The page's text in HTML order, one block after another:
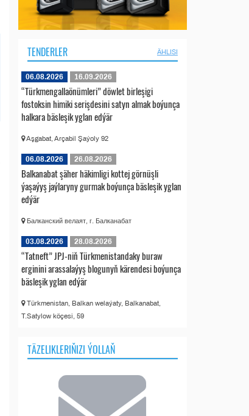
TENDERLER ÄHLISI
06.08.2026 16.09.2026
“Türkmengallaönümleri” döwlet birleşigi
fostoksin himiki serişdesini satyn almak boýunça
halkara bäsleşik yglan edýär
Aşgabat, Arçabil Şaýoly 92
06.08.2026 26.08.2026
Balkanabat şäher häkimligi kottej görnüşli
ýaşaýyş jaýlaryny gurmak boýunça bäsleşik yglan
edýär
Балканский велаят, г. Балканабат
03.08.2026 28.08.2026
“Tatneft” JPJ-niň Türkmenistandaky buraw
erginini arassalaýyş blogunyň kärendesi boýunça
bäsleşik yglan edýär
Türkmenistan, Balkan welaýaty, Balkanabat,
T.Satylow köçesi, 59
TÄZELIKLERIŇIZI ÝOLLAŇ